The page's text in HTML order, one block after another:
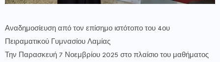
Αναδημοσίευση από τον επίσημο ιστότοπο του 4ου
Πειραματικού Γυμνασίου Λαμίας
Την Παρασκευή 7 Νοεμβρίου 2025 στο πλαίσιο του μαθήματος